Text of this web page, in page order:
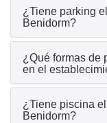
¿Tiene parking
Benidorm?
¿Qué formas de
en el
¿Tiene piscina
Benidorm?